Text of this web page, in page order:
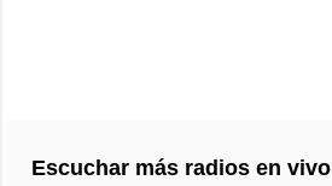
Escuchar más radios en vivo